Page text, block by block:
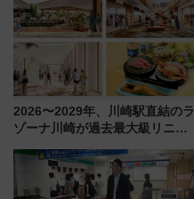
たまご」新グルメ続々登場！
【2026年8月】
2026〜2029年、川崎駅直結のラ
ゾーナ川崎が過去最大級リニュ
「いつから何が変わるか」徹底
解説！